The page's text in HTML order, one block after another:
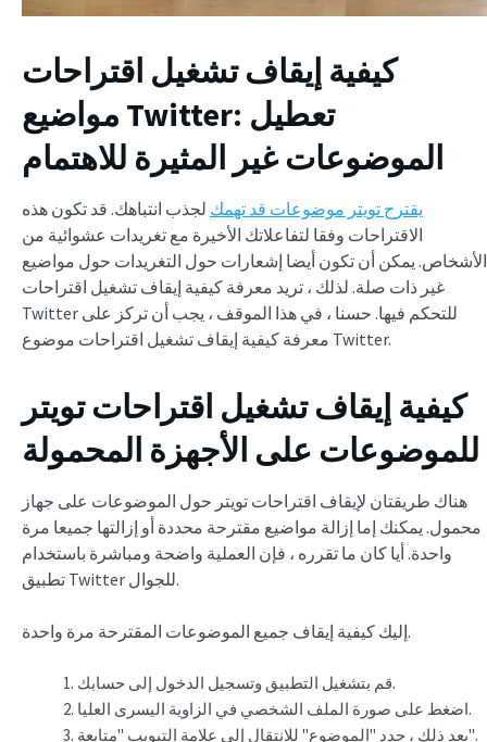
كيفية إيقاف تشغيل اقتراحات
مواضيع Twitter: تعطيل
الموضوعات غير المثيرة للاهتمام
يقترح تويتر موضوعات قد تهمك لجذب انتباهك. قد تكون هذه
الاقتراحات وفقا لتفاعلاتك الأخيرة مع تغريدات عشوائية من
الأشخاص. يمكن أن تكون أيضا إشعارات حول التغريدات حول مواضيع
غير ذات صلة. لذلك ، تريد معرفة كيفية إيقاف تشغيل اقتراحات
Twitter للتحكم فيها. حسنا ، في هذا الموقف ، يجب أن تركز على
معرفة كيفية إيقاف تشغيل اقتراحات موضوع Twitter.
كيفية إيقاف تشغيل اقتراحات تويتر
للموضوعات على الأجهزة المحمولة
هناك طريقتان لإيقاف اقتراحات تويتر حول الموضوعات على جهاز
محمول. يمكنك إما إزالة مواضيع مقترحة محددة أو إزالتها جميعا مرة
واحدة. أيا كان ما تقرره ، فإن العملية واضحة ومباشرة باستخدام
تطبيق Twitter للجوال.
إليك كيفية إيقاف جميع الموضوعات المقترحة مرة واحدة.
قم بتشغيل التطبيق وتسجيل الدخول إلى حسابك.
اضغط على صورة الملف الشخصي في الزاوية اليسرى العليا.
بعد ذلك ، حدد "الموضوع" للانتقال إلى علامة التبويب "متابعة".